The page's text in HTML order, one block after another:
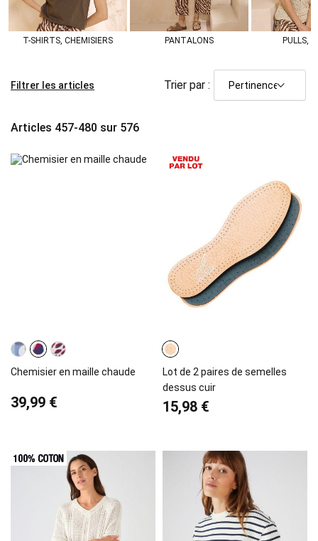
T-SHIRTS, CHEMISIERS PANTALONS PULLS,
Articles 457-480 sur 576
Trier par :
Chemisier en maille chaude
39,99 €
Lot de 2 paires de semelles
dessus cuir
15,98 €
Filtrer les articles